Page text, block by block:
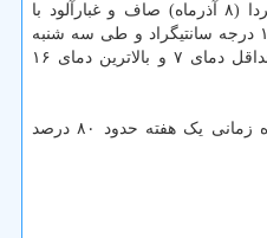
و اعلام نمود که آسمان تهران فردا (۸ آذرماه) صاف و غبارآلود با
حداقل دمای ۶ و بالاترین دمای ۱۶ درجه سانتیگراد و طی سه شنبه
(۹ آذرماه) صاف و غبار آلود با حداقل دمای ۷ و بالاترین دمای ۱۶
صحت پیشبینی هواشناسی در بازه زمانی یک هفته حدود ۸۰ درصد